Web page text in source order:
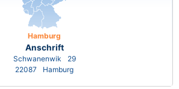
Hamburg
Anschrift
Schwanenwik
29
22087
Hamburg